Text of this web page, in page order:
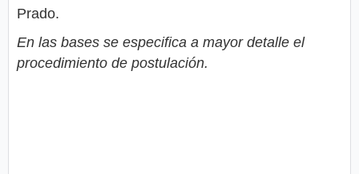
Prado.
En las bases se especifica a mayor detalle el
procedimiento de postulación.